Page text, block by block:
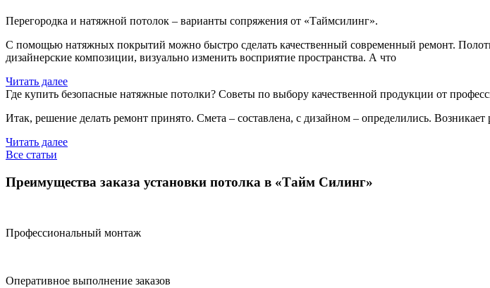
Перегородка и натяжной потолок – варианты сопряжения от «Таймсилинг».
С помощью натяжных покрытий можно быстро сделать качественный современный ремонт.
дизайнерские композиции, визуально изменить восприятие пространства. А что
Читать далее
Где купить безопасные натяжные потолки? Советы по выбору качественной продукции от
Итак, решение делать ремонт принято. Смета – составлена, с дизайном – определились.
Читать далее
Все статьи
Преимущества заказа установки потолка в «Тайм Силинг»
Профессиональный монтаж
Оперативное выполнение заказов